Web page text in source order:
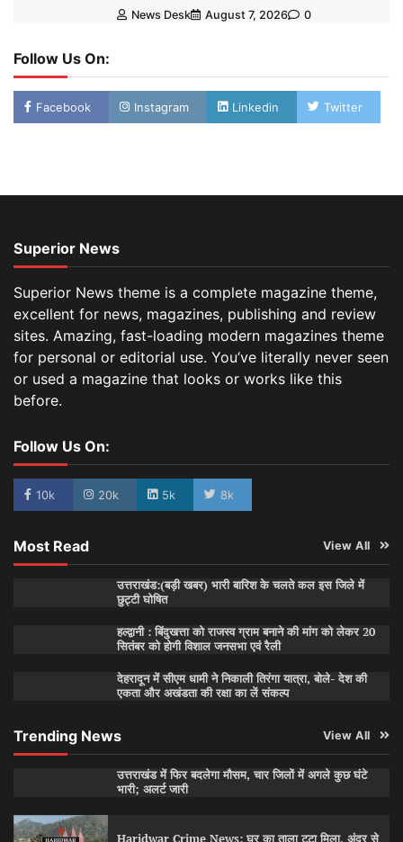
News Desk August 7, 2026 0
Follow Us On:
Facebook Instagram Linkedin Twitter
Superior News
Superior News theme is a complete magazine theme,
excellent for news, magazines, publishing and review
sites. Amazing, fast-loading modern magazines theme
for personal or editorial use. You’ve literally never seen
or used a magazine that looks or works like this
before.
Follow Us On:
10k 20k 5k 8k
Most Read View All
उत्तराखंड:(बड़ी खबर) भारी बारिश के चलते कल इस जिले में
छुट्टी घोषित
हल्द्वानी : बिंदुखत्ता को राजस्व ग्राम बनाने की मांग को लेकर 20
सितंबर को होगी विशाल जनसभा एवं रैली
देहरादून में सीएम धामी ने निकाली तिरंगा यात्रा, बोले- देश की
एकता और अखंडता की रक्षा का लें संकल्प
Trending News View All
उत्तराखंड में फिर बदलेगा मौसम, चार जिलों में अगले कुछ घंटे
भारी; अलर्ट जारी